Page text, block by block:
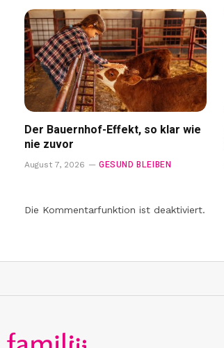
Der Bauernhof-Effekt, so klar wie
nie zuvor
August 7, 2026 GESUND BLEIBEN
Die Kommentarfunktion ist deaktiviert.